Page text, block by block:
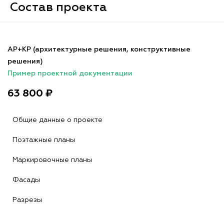
Состав проекта
АР+КР (архитектурные решения, конструктивные
решения)
Пример проектной документации
63 800 ₽
Общие данные о проекте
Поэтажные планы
Маркировочные планы
Фасады
Разрезы